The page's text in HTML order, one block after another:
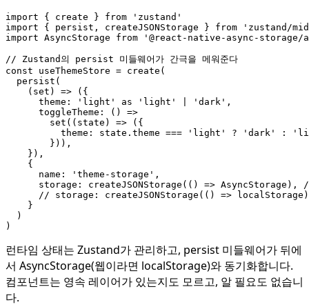
import { create } from
'zustand'
import
{ persist , createJSONStorage } from
'zustand/
import AsyncStorage from '@react-native-async-storage/
const
useThemeStore = create (
persist (
( set ) =>
({
theme : 'light' as 'light' 'dark' ,
toggleTheme : ()
=>
set (( state ) =>
({
theme : state.theme === 'light' ? 'dark' :
})),
}),
{
name : 'theme-storage' ,
storage : createJSONStorage (() => AsyncStorage ),
}
)
)
런타임 상태는 Zustand가 관리하고, persist 미들웨어가 뒤에
서 AsyncStorage(웹이라면 localStorage)와 동기화합니다.
컴포넌트는 영속 레이어가 있는지도 모르고, 알 필요도 없습니
다.